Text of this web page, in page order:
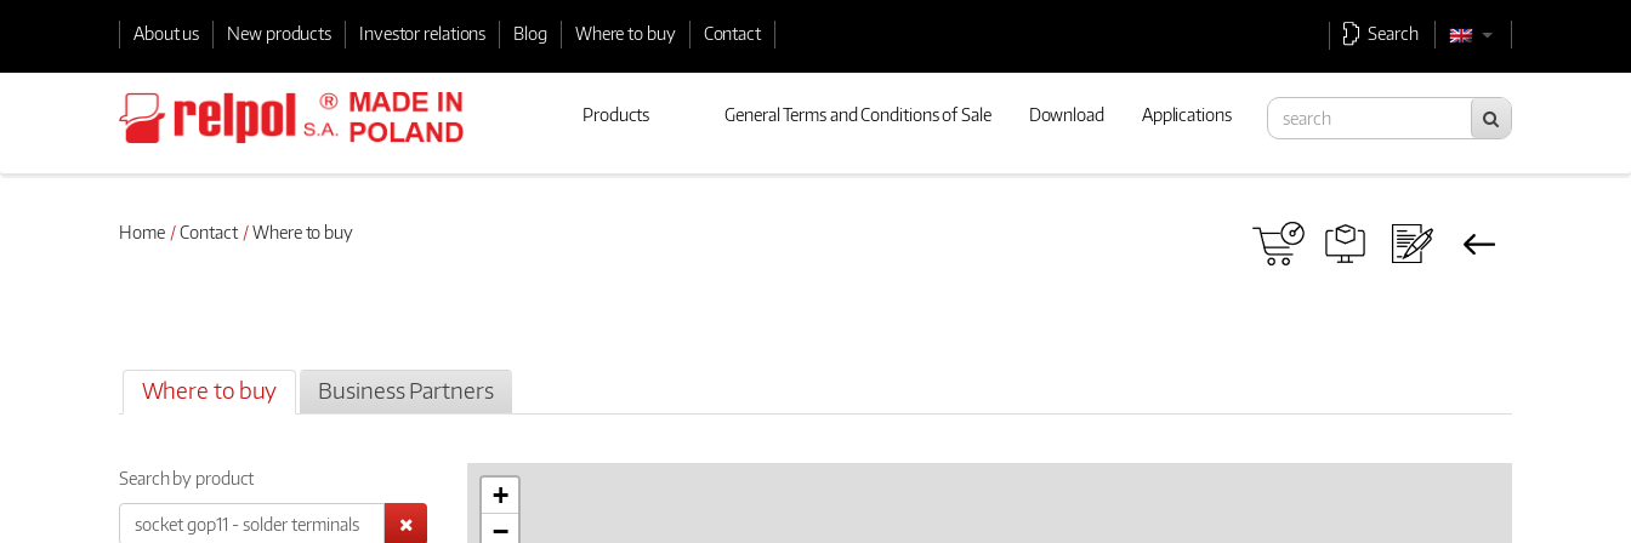
About us New products Investor relations Blog Where to buy Contact Search
Products General Terms and Conditions of Sale Download Applications
Home Contact Where to buy
Where to buy Business Partners
Search by product
+
−